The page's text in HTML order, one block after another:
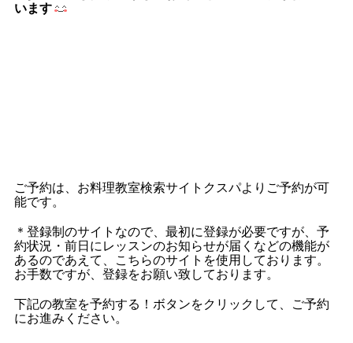
います
ご予約は、お料理教室検索サイトクスパよりご予約が可
能です。
＊登録制のサイトなので、最初に登録が必要ですが、予
約状況・前日にレッスンのお知らせが届くなどの機能が
あるのであえて、こちらのサイトを使用しております。
お手数ですが、登録をお願い致しております。
下記の教室を予約する！ボタンをクリックして、ご予約
にお進みください。